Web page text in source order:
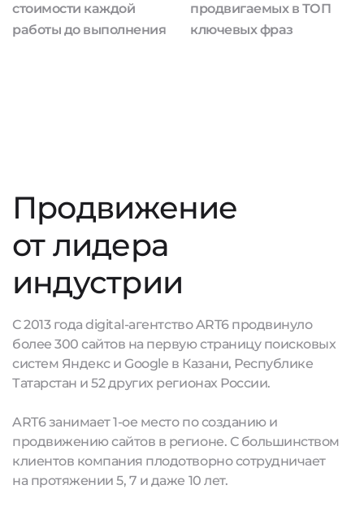
стоимости каждой
работы до выполнения
продвигаемых в ТОП
ключевых фраз
Продвижение
от лидера
индустрии
С 2013 года digital-агентство ART6 продвинуло
более 300 сайтов на первую страницу поисковых
систем Яндекс и Google в Казани, Республике
Татарстан и 52 других регионах России.
ART6 занимает 1-ое место по созданию и
продвижению сайтов в регионе. С большинством
клиентов компания плодотворно сотрудничает
на протяжении 5, 7 и даже 10 лет.